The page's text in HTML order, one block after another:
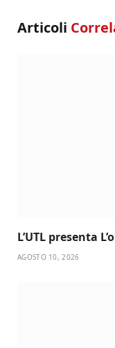
Articoli
L’UTL presenta
AGOSTO 10, 2026